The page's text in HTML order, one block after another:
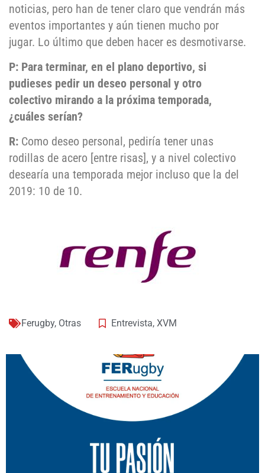
noticias, pero han de tener claro que vendrán más
eventos importantes y aún tienen mucho por
jugar. Lo último que deben hacer es desmotivarse.
P: Para terminar, en el plano deportivo, si
pudieses pedir un deseo personal y otro
colectivo mirando a la próxima temporada,
¿cuáles serían?
R: Como deseo personal, pediría tener unas
rodillas de acero [entre risas], y a nivel colectivo
desearía una temporada mejor incluso que la del
2019: 10 de 10.
Ferugby, Otras Entrevista, XVM